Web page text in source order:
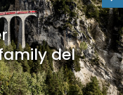
del